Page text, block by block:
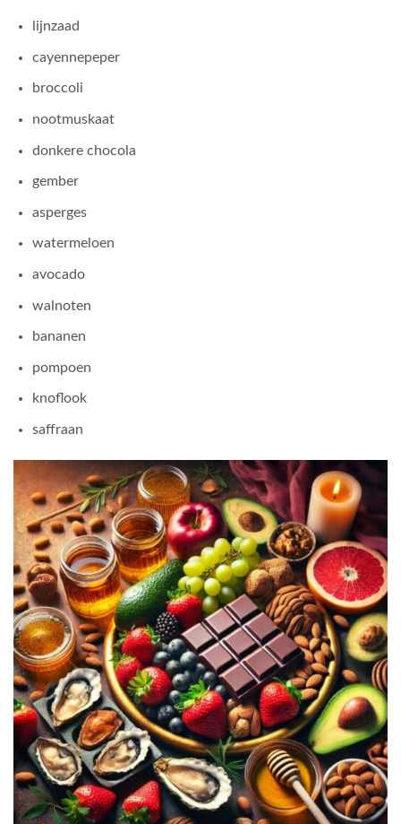
lijnzaad
cayennepeper
broccoli
nootmuskaat
donkere chocola
gember
asperges
watermeloen
avocado
walnoten
bananen
pompoen
knoflook
saffraan